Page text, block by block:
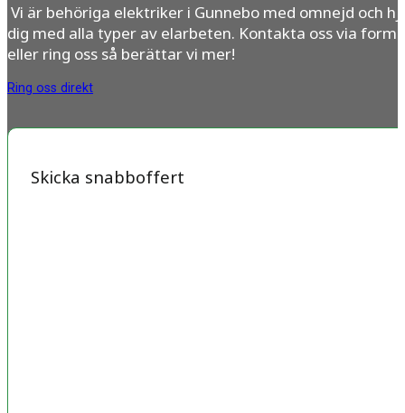
Vi är behöriga elektriker i Gunnebo med omnejd och
dig med alla typer av elarbeten. Kontakta oss via
eller ring oss så berättar vi mer!
Ring oss direkt
Skicka snabboffert